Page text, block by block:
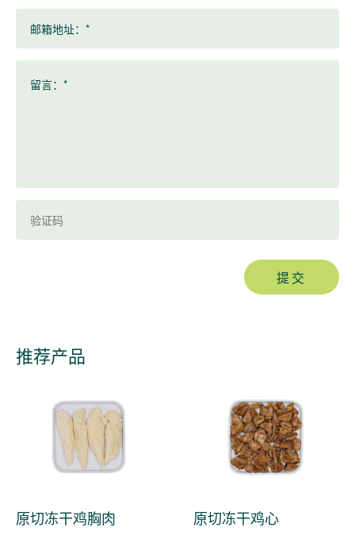
邮箱地址：*
留言：*
提交
推荐产品
原切冻干鸡胸肉 原切冻干鸡心